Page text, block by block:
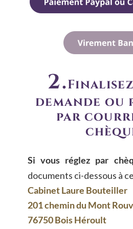
2.
demande ou
par
Si vous réglez par
documents ci-dessous à
Cabinet Laure Bouteiller
201 chemin du Mont
76750 Bois Héroult